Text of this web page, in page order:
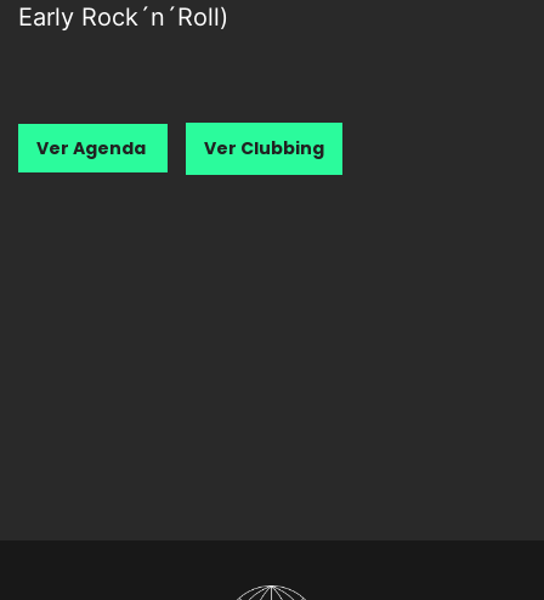
Early Rock´n´Roll)
Ver Agenda Ver Clubbing